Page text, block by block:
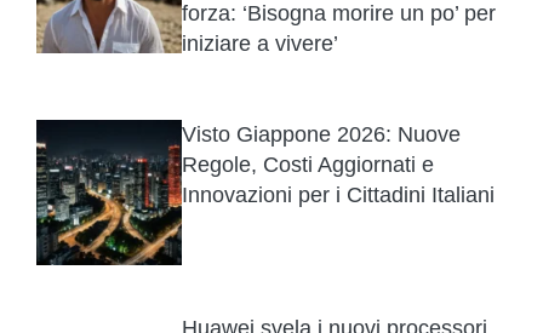
forza: ‘Bisogna morire un po’ per
iniziare a vivere’
Visto Giappone 2026: Nuove
Regole, Costi Aggiornati e
Innovazioni per i Cittadini Italiani